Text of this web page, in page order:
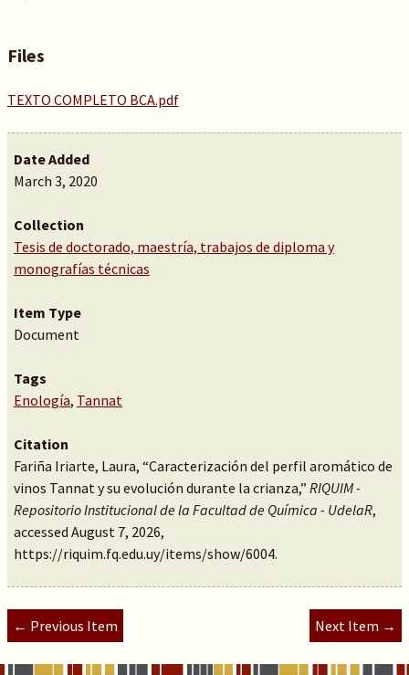
Files
TEXTO COMPLETO BCA.pdf
Date Added
March 3, 2020
Collection
Tesis de doctorado, maestría, trabajos de diploma y
monografías técnicas
Item Type
Document
Tags
Enología, Tannat
Citation
Fariña Iriarte, Laura, “Caracterización del perfil aromático de
vinos Tannat y su evolución durante la crianza,” RIQUIM -
Repositorio Institucional de la Facultad de Química - UdelaR,
accessed August 7, 2026,
https://riquim.fq.edu.uy/items/show/6004.
← Previous Item Next Item →